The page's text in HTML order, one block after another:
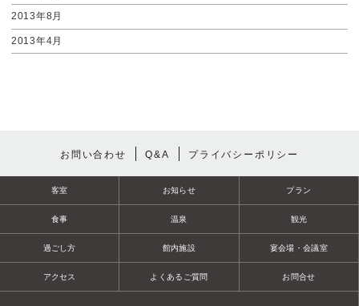
2013年8月
2013年4月
お問い合わせ Q&A プライバシーポリシー
客室 お知らせ プラン
食事 温泉 観光
過ごし方 館内施設 宴会場・会議室
アクセス よくあるご質問 お問合せ